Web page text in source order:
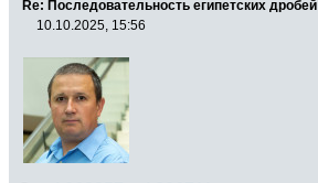
Re: Последовательность египетских дробей
10.10.2025, 15:56